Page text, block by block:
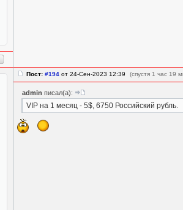
Пост: #194 от 24-Сен-2023 12:39 (спустя 1 час 19
admin писал(а):
VIP на 1 месяц - 5$, 6750 Российский рубль.